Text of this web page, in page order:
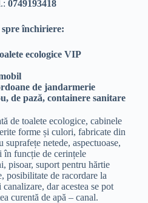
0749193418
spre închiriere:
ecologice VIP
de jandarmerie
de pază, containere sanitare
de toalete ecologice, cabinele
forme și culori, fabricate din
netede, aspectuoase,
în funcție de cerințele
pisoar, suport pentru hărtie
posibilitate de racordare la
dar acestea se pot
curentă de apă – canal.